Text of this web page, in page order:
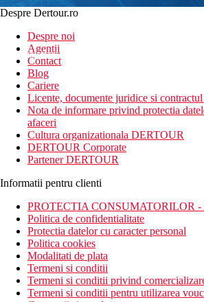
newsletter!
Despre Dertour.ro
Despre noi
Agentii
Contact
Blog
Cariere
Licente, documente juridice si
Nota de informare privind protectia
afaceri
Cultura organizationala DERTOUR
DERTOUR Corporate
Partener DERTOUR
Informatii pentru clienti
PROTECTIA CONSUMATORILOR -
Politica de confidentialitate
Protectia datelor cu caracter personal
Politica cookies
Modalitati de plata
Termeni si conditii
Termeni si conditii privind
Termeni si conditii pentru utilizarea